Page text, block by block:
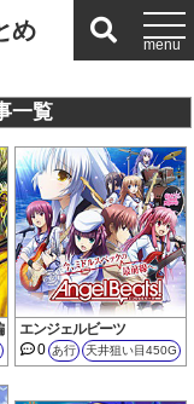
め
一覧
エンジェルビーツ
0 あ行 天井狙い目450G